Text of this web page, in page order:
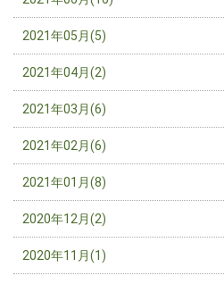
2021年05月(5)
2021年04月(2)
2021年03月(6)
2021年02月(6)
2021年01月(8)
2020年12月(2)
2020年11月(1)